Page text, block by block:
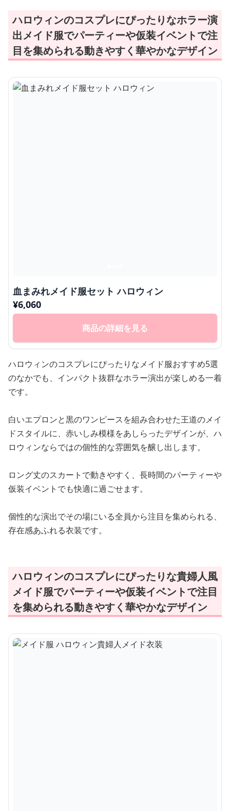
ハロウィンのコスプレにぴったりなホラー演
出メイド服でパーティーや仮装イベントで注
目を集められる動きやすく華やかなデザイン
血まみれメイド服セット ハロウィン
¥6,060
商品の詳細を見る
ハロウィンのコスプレにぴったりなメイド服おすすめ5選
のなかでも、インパクト抜群なホラー演出が楽しめる一着
です。
白いエプロンと黒のワンピースを組み合わせた王道のメイ
ドスタイルに、赤いしみ模様をあしらったデザインが、ハ
ロウィンならではの個性的な雰囲気を醸し出します。
ロング丈のスカートで動きやすく、長時間のパーティーや
仮装イベントでも快適に過ごせます。
個性的な演出でその場にいる全員から注目を集められる、
存在感あふれる衣装です。
ハロウィンのコスプレにぴったりな貴婦人風
メイド服でパーティーや仮装イベントで注目
を集められる動きやすく華やかなデザイン